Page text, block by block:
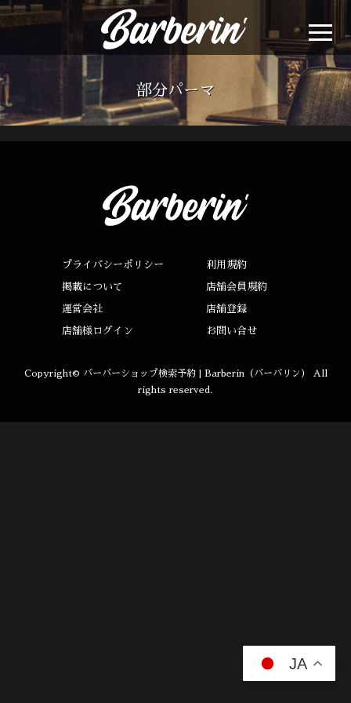
部分パーマ
プライバシーポリシー 利用規約
掲載について 店舗会員規約
運営会社 店舗登録
店舗様ログイン お問い合せ
Copyright© バーバーショップ検索予約 | Barberin（バーバリン）
All
rights reserved.
JA